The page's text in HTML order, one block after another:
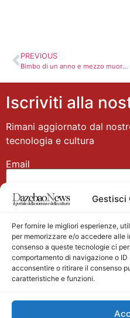
Gestisci
Per fornire le migliori esperienze,
per memorizzare e/o accedere alle
consenso a queste tecnologie ci
comportamento di navigazione o ID
acconsentire o ritirare il consenso
caratteristiche e funzioni.
PREVIOUS
Bimbo di un anno e mezzo muore trafitto da un vetro
Iscriviti alla
Rimani aggiornato dal
tecnologia e cultura
Email
Nome
Main